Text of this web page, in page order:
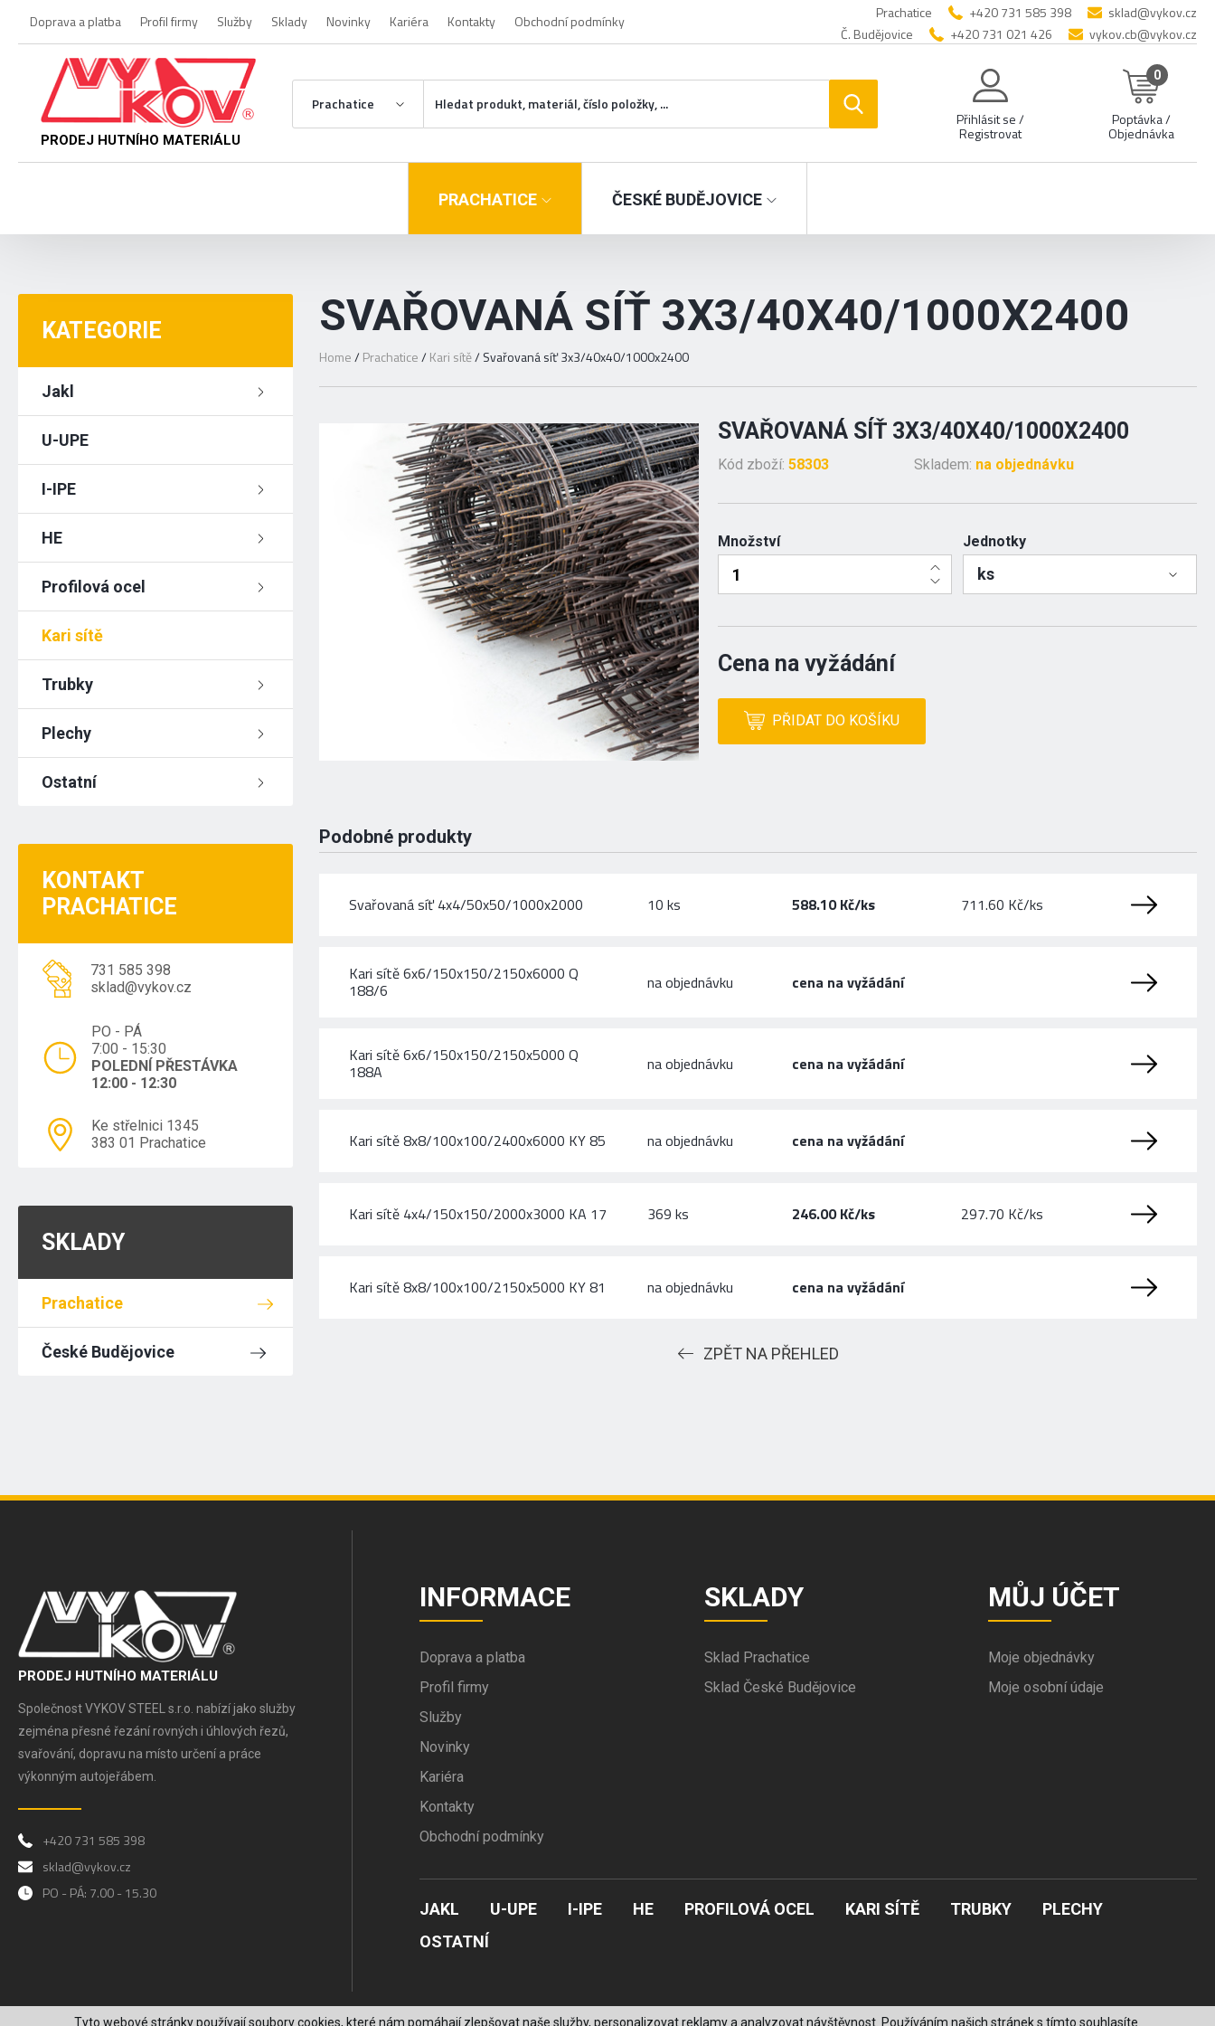
Tyto webové stránky používají soubory cookies, které nám pomáhají zlepšovat naše služby, personalizovat reklamy a analyzovat návštěvnost. Používáním našich stránek s tímto souhlasíte.
Doprava a platba Profil firmy Služby Sklady Novinky Kariéra Kontakty Obchodní podmínky Prachatice +420 731 585 398
sklad@vykov.cz
Č. Budějovice
+420 731 021 426 vykov.cb@vykov.cz
PRODEJ HUTNÍHO MATERIÁLU
Prachatice
Přihlásit se /
Registrovat
0
Poptávka /
Objednávka
PRACHATICE ČESKÉ BUDĚJOVICE
KATEGORIE
Jakl
U-UPE
I-IPE
HE
Profilová ocel
Kari sítě
Trubky
Plechy
Ostatní
KONTAKT
PRACHATICE
731 585 398
sklad@vykov.cz
PO - PÁ
7:00 - 15:30
POLEDNÍ PŘESTÁVKA
12:00 - 12:30
Ke střelnici 1345
383 01 Prachatice
SKLADY
Prachatice
České Budějovice
SVAŘOVANÁ SÍŤ 3X3/40X40/1000X2400
Home/ Prachatice/ Kari sítě/ Svařovaná síť 3x3/40x40/1000x2400
SVAŘOVANÁ SÍŤ 3X3/40X40/1000X2400
Kód zboží:58303 Skladem: na objednávku
Množství Jednotky
ks
Cena na vyžádání
PŘIDAT DO KOŠÍKU
Podobné produkty
Svařovaná síť 4x4/50x50/1000x2000 10 ks 588.10 Kč/ks 711.60 Kč/ks
Kari sítě 6x6/150x150/2150x6000 Q
188/6 na objednávku cena na vyžádání
Kari sítě 6x6/150x150/2150x5000 Q
188A na objednávku cena na vyžádání
Kari sítě 8x8/100x100/2400x6000 KY 85 na objednávku cena na vyžádání
Kari sítě 4x4/150x150/2000x3000 KA 17 369 ks 246.00 Kč/ks 297.70 Kč/ks
Kari sítě 8x8/100x100/2150x5000 KY 81 na objednávku cena na vyžádání
ZPĚT NA PŘEHLED
PRODEJ HUTNÍHO MATERIÁLU
Společnost VYKOV STEEL s.r.o. nabízí jako služby
zejména přesné řezání rovných i úhlových řezů,
svařování, dopravu na místo určení a práce
výkonným autojeřábem.
+420 731 585 398
sklad@vykov.cz
PO - PÁ: 7.00 - 15.30
INFORMACE
Doprava a platba
Profil firmy
Služby
Novinky
Kariéra
Kontakty
Obchodní podmínky
SKLADY
Sklad Prachatice
Sklad České Budějovice
MŮJ ÚČET
Moje objednávky
Moje osobní údaje
JAKL U-UPE I-IPE HE PROFILOVÁ OCEL KARI SÍTĚ TRUBKY
PLECHY
OSTATNÍ